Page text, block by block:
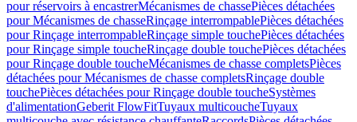
pour réservoirs à encastrerMécanismes de chassePièces détachées
pour Mécanismes de chasseRinçage interrompablePièces détachées
pour Rinçage interrompableRinçage simple touchePièces détachées
pour Rinçage simple toucheRinçage double touchePièces détachées
pour Rinçage double toucheMécanismes de chasse completsPièces
détachées pour Mécanismes de chasse completsRinçage double
touchePièces détachées pour Rinçage double toucheSystèmes
d'alimentationGeberit FlowFitTuyaux multicoucheTuyaux